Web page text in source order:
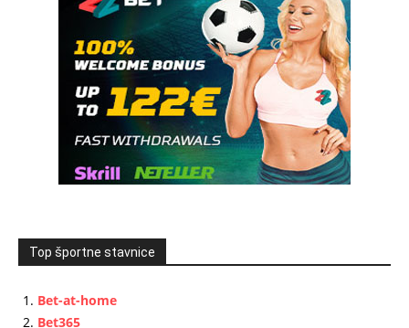
Top športne stavnice
Bet-at-home
Bet365